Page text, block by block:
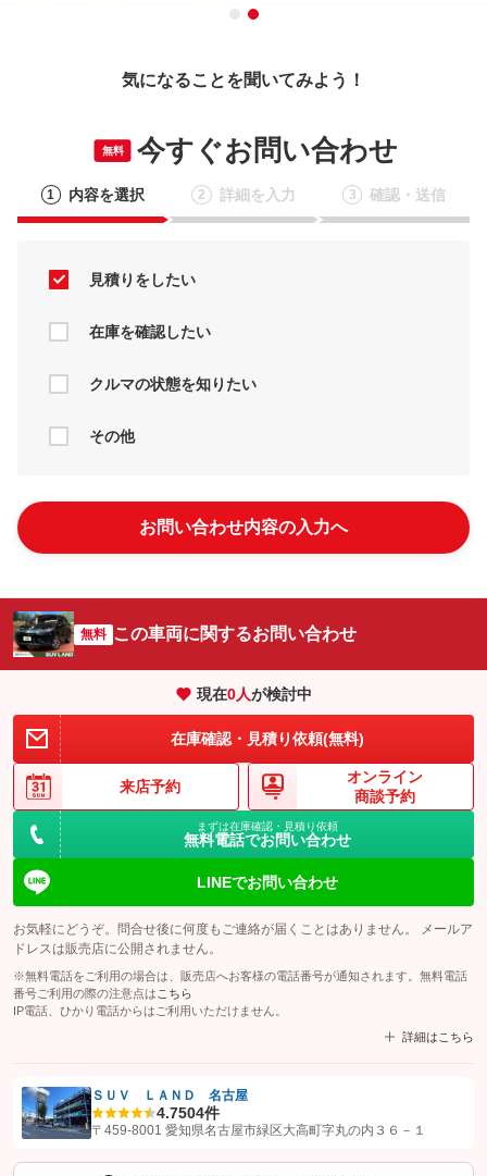
気になることを聞いてみよう！
無料 今すぐお問い合わせ
1 内容を選択 2 詳細を入力 3 確認・送信
見積りをしたい
在庫を確認したい
クルマの状態を知りたい
その他
お問い合わせ内容の入力へ
無料 この車両に関するお問い合わせ
現在0人が検討中
在庫確認・見積り依頼(無料)
来店予約
オンライン
商談予約
まずは在庫確認・見積り依頼
無料電話でお問い合わせ
LINEでお問い合わせ
お気軽にどうぞ。問合せ後に何度もご連絡が届くことはありません。 メールア
ドレスは販売店に公開されません。
※無料電話をご利用の場合は、販売店へお客様の電話番号が通知されます。無料電話
番号ご利用の際の注意点は こちら
IP電話、ひかり電話からはご利用いただけません。
詳細はこちら
【STEP1】認証画面でグーネットを友だち追加してから「許可する」ボタンを押
ＳＵＶ ＬＡＮＤ 名古屋
4.7504件
〒459-8001 愛知県名古屋市緑区大高町字丸の内３６－１